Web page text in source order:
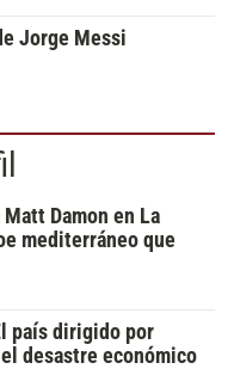
Jorge Messi
Damon en La
mediterráneo que
país dirigido por
desastre económico